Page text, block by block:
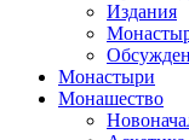
Издания
Монастыри
Монашество